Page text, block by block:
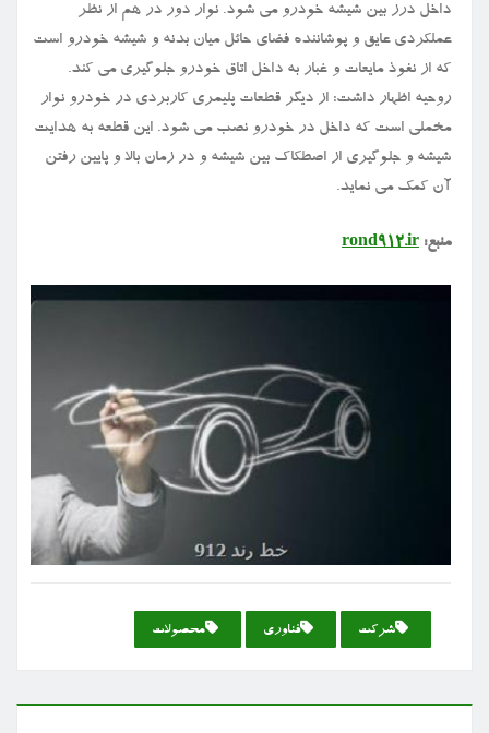
داخل درز بین شیشه خودرو می شود. نوار دور در هم از نظر
عملکردی عایق و پوشاننده فضای حائل میان بدنه و شیشه خودرو است
که از نفوذ مایعات و غبار به داخل اتاق خودرو جلوگیری می کند.
روحیه اظهار داشت: از دیگر قطعات پلیمری کاربردی در خودرو نوار
مخملی است که داخل در خودرو نصب می شود. این قطعه به هدایت
شیشه و جلوگیری از اصطکاک بین شیشه و در زمان بالا و پایین رفتن
آن کمک می نماید.
منبع: rond912.ir
شركت فناوری محصولات